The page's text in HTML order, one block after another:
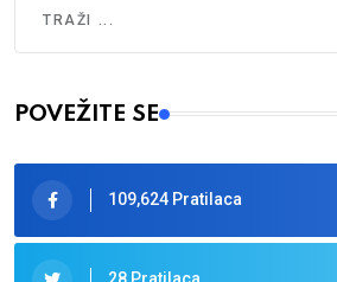
Type 2 or more characters for results.
POVEŽITE SE
109,624 Pratilaca